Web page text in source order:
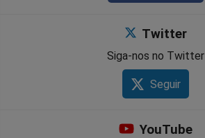
Twitter
Siga-nos no Twitter
Seguir
YouTube